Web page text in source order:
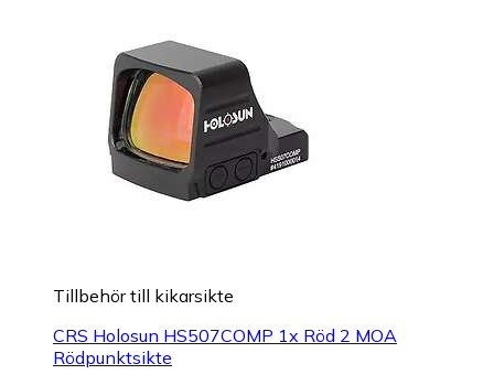
Tillbehör till kikarsikte
CRS Holosun HS507COMP 1x Röd 2 MOA
Rödpunktsikte